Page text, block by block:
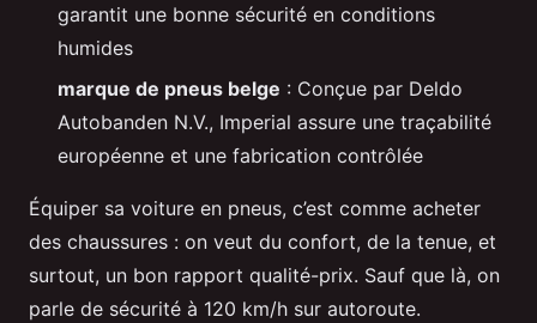
garantit une bonne sécurité en conditions
humides
marque de pneus belge : Conçue par Deldo
Autobanden N.V., Imperial assure une traçabilité
européenne et une fabrication contrôlée
Équiper sa voiture en pneus, c’est comme acheter
des chaussures : on veut du confort, de la tenue, et
surtout, un bon rapport qualité-prix. Sauf que là, on
parle de sécurité à 120 km/h sur autoroute.